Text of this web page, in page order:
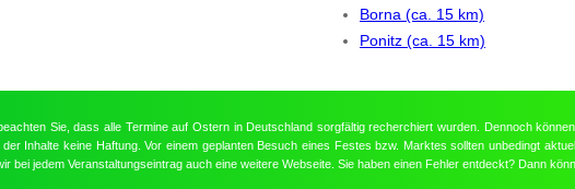
Borna (ca. 15 km)
Ponitz (ca. 15 km)
Sie, dass alle Termine auf Ostern in Deutschland sorgfältig recherchiert wurden. Dennoch
der Inhalte keine Haftung. Vor einem geplanten Besuch eines Festes bzw. Marktes sollten unbedingt
bei jedem Veranstaltungseintrag auch eine weitere Webseite. Sie haben einen Fehler entdeckt? Dann